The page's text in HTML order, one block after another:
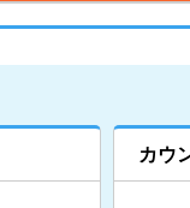
カウ